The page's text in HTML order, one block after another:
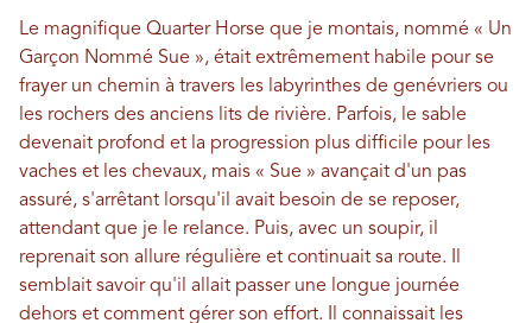
Le magnifique Quarter Horse que je montais, nommé « Un
Garçon Nommé Sue », était extrêmement habile pour se
frayer un chemin à travers les labyrinthes de genévriers ou
les rochers des anciens lits de rivière. Parfois, le sable
devenait profond et la progression plus difficile pour les
vaches et les chevaux, mais « Sue » avançait d'un pas
assuré, s'arrêtant lorsqu'il avait besoin de se reposer,
attendant que je le relance. Puis, avec un soupir, il
reprenait son allure régulière et continuait sa route. Il
semblait savoir qu'il allait passer une longue journée
dehors et comment gérer son effort. Il connaissait les